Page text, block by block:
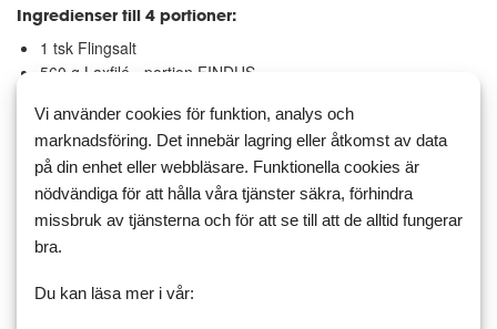
Ingredienser till 4 portioner:
1 tsk Flingsalt
560 g Laxfilé - portion FINDUS
Recept
aip paleo lax
Läs mer Kommentera
Vi använder cookies för funktion, analys och
marknadsföring. Det innebär lagring eller åtkomst av data
på din enhet eller webbläsare. Funktionella cookies är
nödvändiga för att hålla våra tjänster säkra, förhindra
missbruk av tjänsterna och för att se till att de alltid fungerar
bra.
Du kan läsa mer i vår: